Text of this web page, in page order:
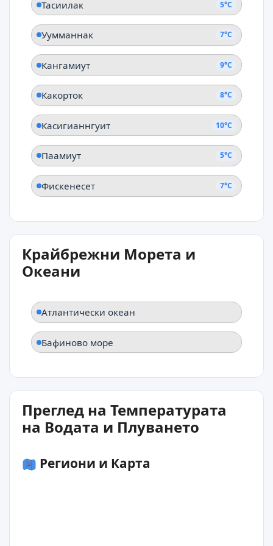
Тасиилак 5°C
Уумманнак 7°C
Кангамиут 9°C
Какорток 8°C
Касигианнгуит 10°C
Паамиут 5°C
Фискенесет 7°C
Крайбрежни Морета и
Океани
Атлантически океан
Бафиново море
Преглед на Температурата
на Водата и Плуването
Региони и Карта